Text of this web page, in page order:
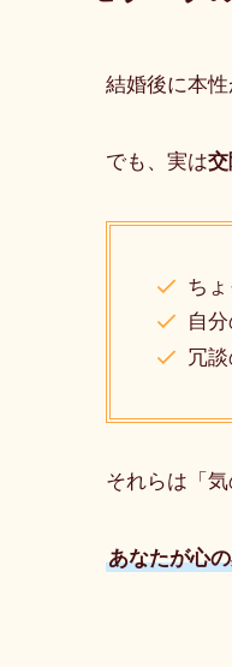
結婚後に本性
でも、実は
ち
自
冗
それらは「
あなたが心